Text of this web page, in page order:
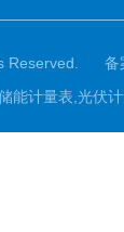
Reserved.
备
能计量表,光伏